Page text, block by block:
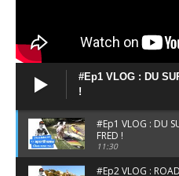
#Ep1 VLOG : DU
!
#Ep1 VLOG : DU
FRED !
11:30
#Ep2 VLOG :